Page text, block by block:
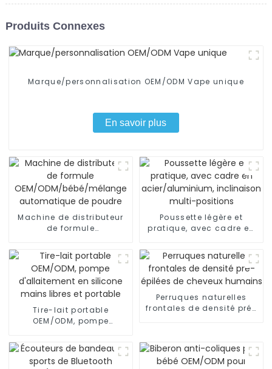
Produits Connexes
Marque/personnalisation OEM/ODM Vape unique
En savoir plus
Machine de distributeur
de formule
automatique de poudre
Poussette légère et
pratique, avec cadre en
inclinaison multi-
positions
Tire-lait portable
OEM/ODM, pompe
mains libres et portable
Perruques naturelles
frontales de densité pré-